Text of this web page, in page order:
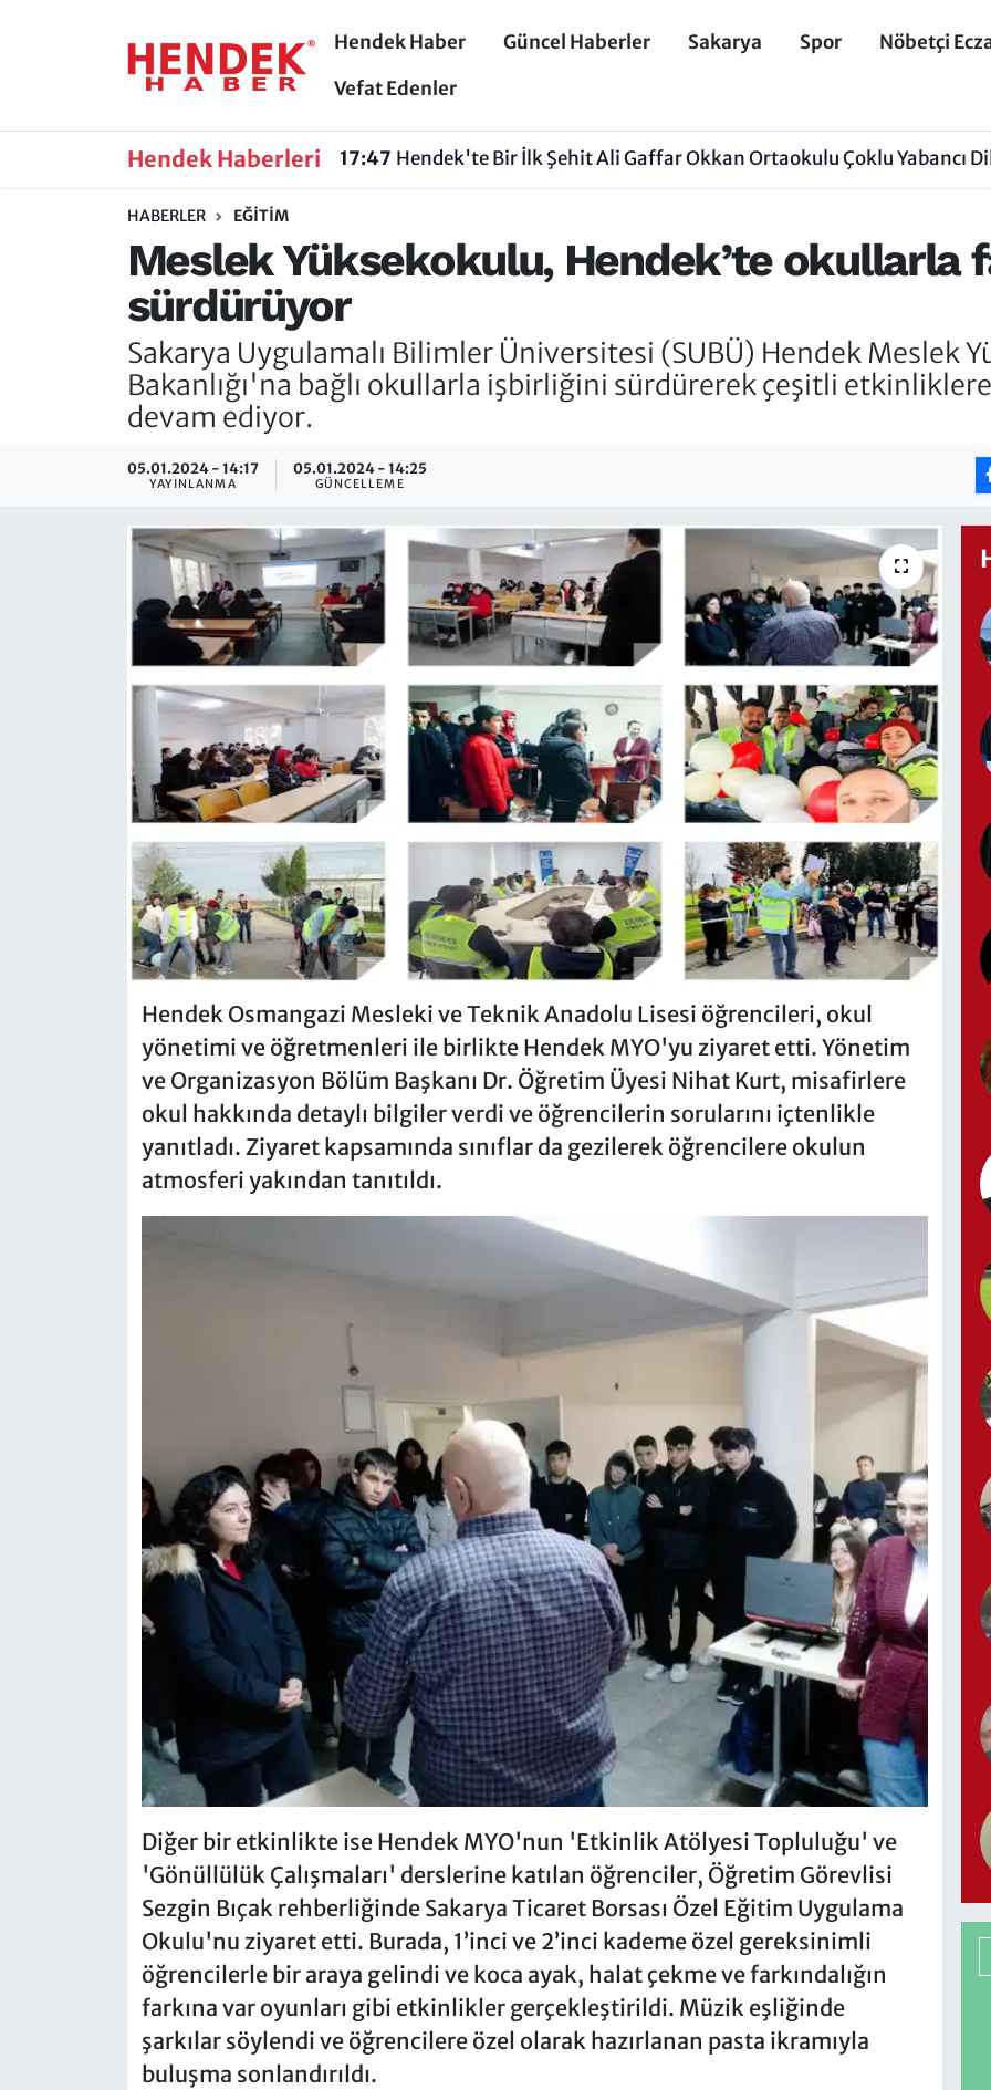
Hendek Haber Güncel Haberler Sakarya Spor
Nöbetçi
Vefat Edenler
Hendek Haberleri 17:47 Hendek'te Bir İlk Şehit Ali Gaffar Okkan Ortaokulu Çoklu Yabancı
HABERLER EĞİTİM
Meslek Yüksekokulu, Hendek’te okullarla
sürdürüyor
Sakarya Uygulamalı Bilimler Üniversitesi (SUBÜ) Hendek Meslek
Bakanlığı'na bağlı okullarla işbirliğini sürdürerek çeşitli
devam ediyor.
05.01.2024 - 14:17
YAYINLANMA
05.01.2024 - 14:25
GÜNCELLEME
Hendek Osmangazi Mesleki ve Teknik Anadolu Lisesi öğrencileri, okul
yönetimi ve öğretmenleri ile birlikte Hendek MYO'yu ziyaret etti. Yönetim
ve Organizasyon Bölüm Başkanı Dr. Öğretim Üyesi Nihat Kurt, misafirlere
okul hakkında detaylı bilgiler verdi ve öğrencilerin sorularını içtenlikle
yanıtladı. Ziyaret kapsamında sınıflar da gezilerek öğrencilere okulun
atmosferi yakından tanıtıldı.
Diğer bir etkinlikte ise Hendek MYO'nun 'Etkinlik Atölyesi Topluluğu' ve
'Gönüllülük Çalışmaları' derslerine katılan öğrenciler, Öğretim Görevlisi
Sezgin Bıçak rehberliğinde Sakarya Ticaret Borsası Özel Eğitim Uygulama
Okulu'nu ziyaret etti. Burada, 1’inci ve 2’inci kademe özel gereksinimli
öğrencilerle bir araya gelindi ve koca ayak, halat çekme ve farkındalığın
farkına var oyunları gibi etkinlikler gerçekleştirildi. Müzik eşliğinde
şarkılar söylendi ve öğrencilere özel olarak hazırlanan pasta ikramıyla
buluşma sonlandırıldı.
Hendek Haber
Nöbetçi Eczaneler
Vefat Edenler
Hendek Haber
Sakarya
Hakkında
Hendek Haber Reklam Servisi
İletişim
Sakarya Nöbetçi Eczaneler
Süper Lig Puan Durumu ve Fikstür
Tüm Manşetler
Son Dakika Haberleri
Haber Arşivi